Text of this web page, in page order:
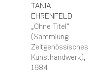
TANIA
EHRENFELD
„Ohne Titel“
(Sammlung
Zeitgenössisches
Kunsthandwerk),
1984